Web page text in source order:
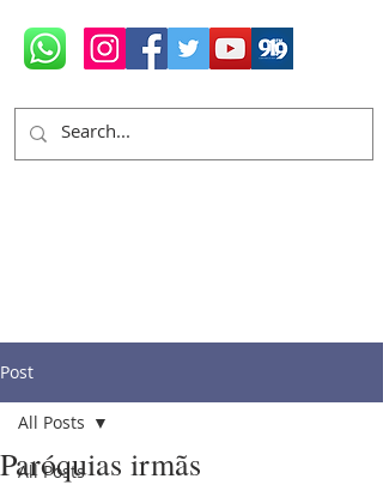
Post
All Posts
All Posts
Paróquias irmãs